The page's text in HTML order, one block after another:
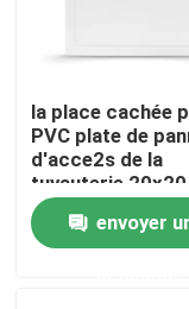
Demandez une
Panneau
la place cachée
PVC plate de
d'acce2s de la
tuyauterie 20x20
formé
envoyer